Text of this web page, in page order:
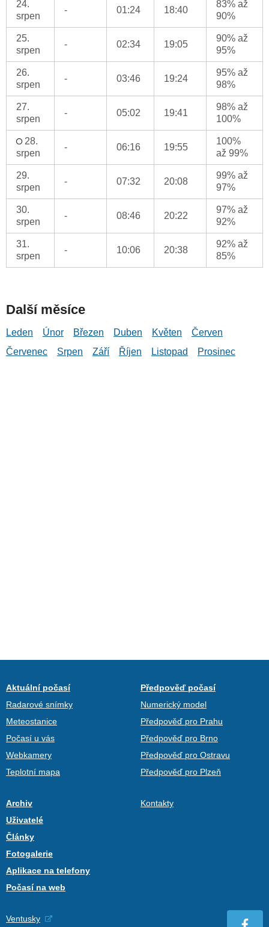
24.
srpen
- 01:24 18:40
83% až
90%
25.
srpen
- 02:34 19:05
90% až
95%
26.
srpen
- 03:46 19:24
95% až
98%
27.
srpen
- 05:02 19:41
98% až
100%
28.
srpen
- 06:16 19:55
100%
až 99%
29.
srpen
- 07:32 20:08
99% až
97%
30.
srpen
- 08:46 20:22
97% až
92%
31.
srpen
- 10:06 20:38
92% až
85%
Další měsíce
Leden Únor Březen Duben Květen
Červen
Červenec
Srpen Září Říjen Listopad Prosinec
Aktuální počasí
Radarové snímky
Meteostanice
Počasí u vás
Webkamery
Teplotní mapa
Předpověď počasí
Numerický model
Předpověď pro Prahu
Předpověď pro Brno
Předpověď pro Ostravu
Předpověď pro Plzeň
Archiv
Uživatelé
Články
Fotogalerie
Aplikace na telefony
Počasí na web
Kontakty
Ventusky